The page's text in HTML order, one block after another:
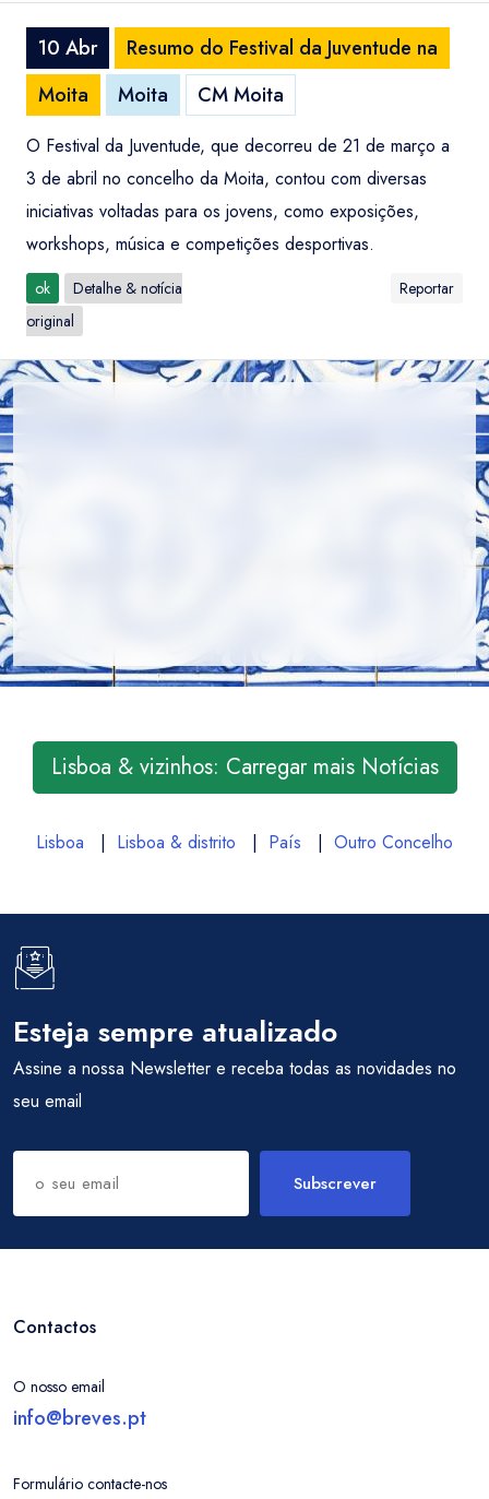
10 Abr
Resumo do Festival da Juventude na
Moita
Moita CM Moita
O Festival da Juventude, que decorreu de 21 de março a
3 de abril no concelho da Moita, contou com diversas
iniciativas voltadas para os jovens, como exposições,
workshops, música e competições desportivas.
ok
Detalhe & notícia
original
Reportar
Lisboa & vizinhos: Carregar mais Notícias
Lisboa | Lisboa & distrito | País | Outro Concelho
Esteja sempre atualizado
Assine a nossa Newsletter e receba todas as novidades no
seu email
Subscrever
Contactos
O nosso email
info@breves.pt
Formulário contacte-nos